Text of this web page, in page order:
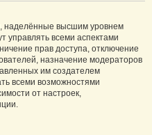
наделённые высшим уровнем
управлять всеми аспектами
прав доступа, отключение
назначение модераторов
им создателем
всеми возможностями
от настроек,